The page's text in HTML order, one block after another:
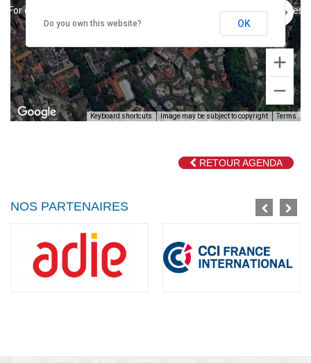
For development purposes only For development purposes
Keyboard shortcuts Image may be subject to copyright Terms
Do you own this website? OK
RETOUR AGENDA
NOS PARTENAIRES